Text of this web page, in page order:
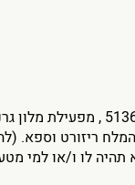
הינו אתר האינטרנט הרשמי של החברות ג.מ.ס
תהיה לו ו/או למי